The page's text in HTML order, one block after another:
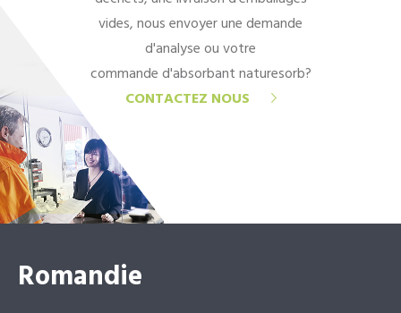
vides, nous envoyer une demande
d'analyse ou votre
commande d'absorbant naturesorb?
CONTACTEZ NOUS
Romandie